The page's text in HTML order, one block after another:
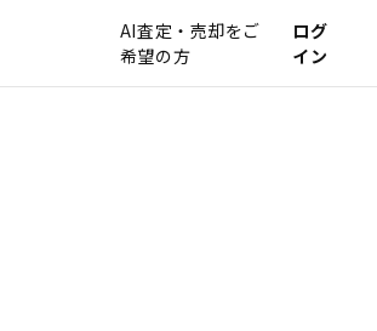
AI査定・売却をご
希望の方
ログ
イン